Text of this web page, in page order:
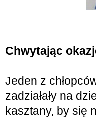
Chwytając
Jeden z
zadziałały na
kasztany, by się